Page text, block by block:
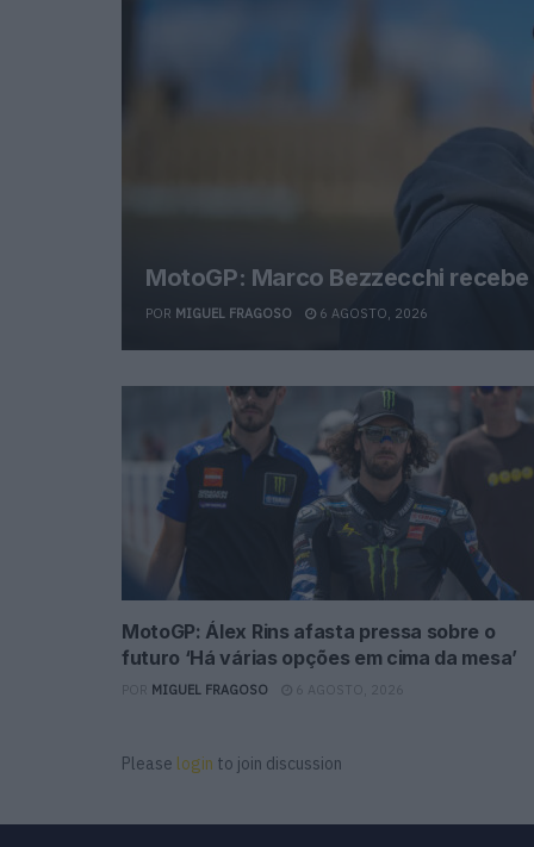
MotoGP: Marco Bezzecchi
POR MIGUEL FRAGOSO 6 AGOSTO, 2026
MotoGP: Álex Rins afasta pressa sobre o
futuro ‘Há várias opções em cima da mesa’
MIGUEL FRAGOSO 6 AGOSTO, 2026
Please login to join discussion